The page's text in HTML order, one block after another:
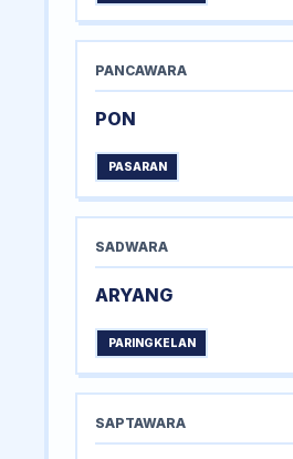
PANCAWARA
PON
PASARAN
SADWARA
ARYANG
PARINGKELAN
SAPTAWARA